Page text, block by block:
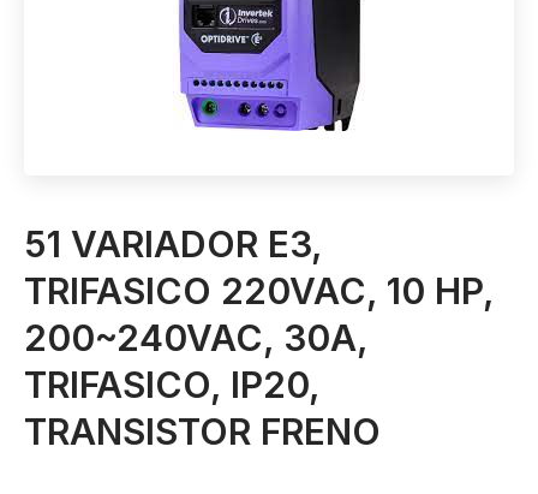
51 VARIADOR E3,
TRIFASICO 220VAC, 10 HP,
200~240VAC, 30A,
TRIFASICO, IP20,
TRANSISTOR FRENO